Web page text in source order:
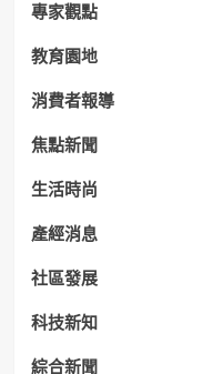
專家觀點
教育園地
消費者報導
焦點新聞
生活時尚
產經消息
社區發展
科技新知
綜合新聞